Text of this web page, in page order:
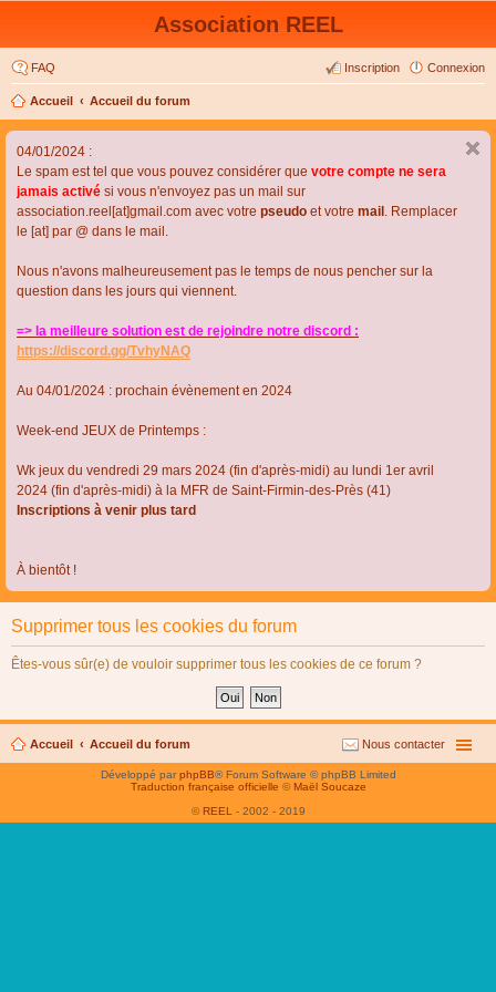
Association REEL
FAQ Connexion
Inscription
Accueil Accueil du forum
04/01/2024 :
Le spam est tel que vous pouvez considérer que votre compte ne sera
jamais activé si vous n'envoyez pas un mail sur
association.reel[at]gmail.com avec votre pseudo et votre mail . Remplacer
le [at] par @ dans le mail.
Nous n'avons malheureusement pas le temps de nous pencher sur la
question dans les jours qui viennent.
=> la meilleure solution est de rejoindre notre discord :
https://discord.gg/TvhyNAQ
Au 04/01/2024 : prochain évènement en 2024
Week-end JEUX de Printemps :
Wk jeux du vendredi 29 mars 2024 (fin d'après-midi) au lundi 1er avril
2024 (fin d'après-midi) à la MFR de Saint-Firmin-des-Près (41)
Inscriptions à venir plus tard
À bientôt !
Supprimer tous les cookies du forum
Êtes-vous sûr(e) de vouloir supprimer tous les cookies de ce forum ?
Accueil Accueil du forum Nous contacter
Développé parphpBB® Forum Software © phpBB Limited
Traduction française officielle © Maël Soucaze
© REEL - 2002 - 2019